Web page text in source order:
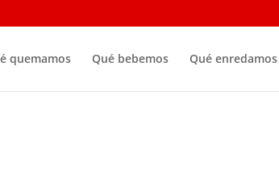
quemamos Qué bebemos Qué enredamos